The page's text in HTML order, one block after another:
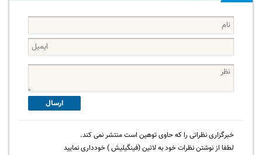
ارسال
خبرگزاری نظراتی را که حاوی توهین است منتشر نمی کند.
لطفا از نوشتن نظرات خود به لاتین (فینگیلیش ) خودداری نمایید